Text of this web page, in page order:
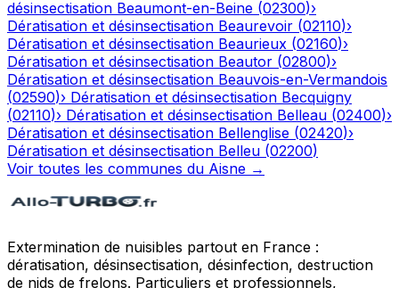
désinsectisation Beaumont-en-Beine (02300)›
Dératisation et désinsectisation Beaurevoir (02110)›
Dératisation et désinsectisation Beaurieux (02160)›
Dératisation et désinsectisation Beautor (02800)›
Dératisation et désinsectisation Beauvois-en-Vermandois
(02590)› Dératisation et désinsectisation Becquigny
(02110)› Dératisation et désinsectisation Belleau (02400)›
Dératisation et désinsectisation Bellenglise (02420)›
Dératisation et désinsectisation Belleu (02200)
Voir toutes les communes du Aisne →
Extermination de nuisibles partout en France :
dératisation, désinsectisation, désinfection, destruction
de nids de frelons. Particuliers et professionnels,